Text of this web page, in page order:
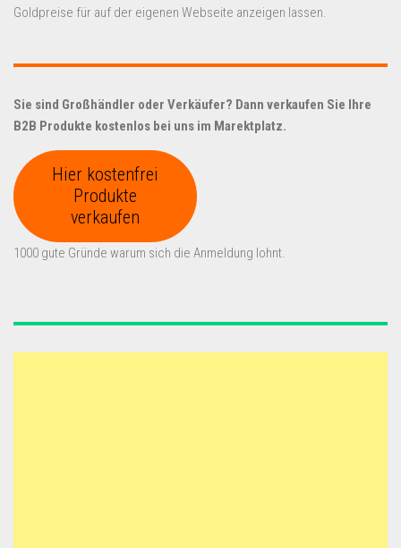
Goldpreise für auf der eigenen Webseite anzeigen lassen.
Sie sind Großhändler oder Verkäufer? Dann verkaufen Sie Ihre
B2B Produkte kostenlos bei uns im Marektplatz.
Hier kostenfrei
Produkte
verkaufen
1000 gute Gründe warum sich die Anmeldung lohnt.